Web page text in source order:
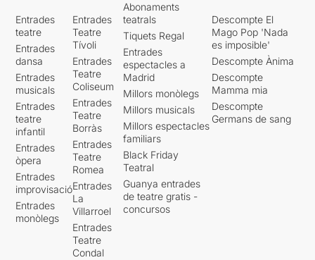
Entrades
teatre
Entrades
dansa
Entrades
musicals
Entrades
teatre
infantil
Entrades
òpera
Entrades
improvisació
Entrades
monòlegs
Entrades
Teatre
Tívoli
Entrades
Teatre
Coliseum
Entrades
Teatre
Borràs
Entrades
Teatre
Romea
Entrades
La
Villarroel
Entrades
Teatre
Condal
Abonaments
teatrals
Tiquets Regal
Entrades
espectacles a
Madrid
Millors monòlegs
Millors musicals
Millors espectacles
familiars
Black Friday
Teatral
Guanya entrades
de teatre gratis -
concursos
Descompte El
Mago Pop 'Nada
es imposible'
Descompte Ànima
Descompte
Mamma mia
Descompte
Germans de sang